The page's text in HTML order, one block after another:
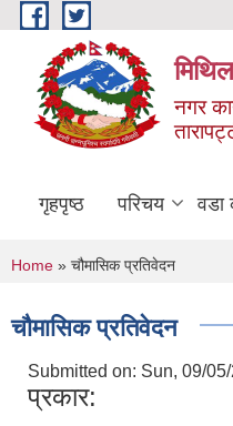
Skip to main content
नगर
गृहपृष्ठ परिचय वडा
You are here
Home » चौमासिक प्रतिवेदन
चौमासिक प्रतिवेदन
Submitted on: Sun, 09/
प्रकार: